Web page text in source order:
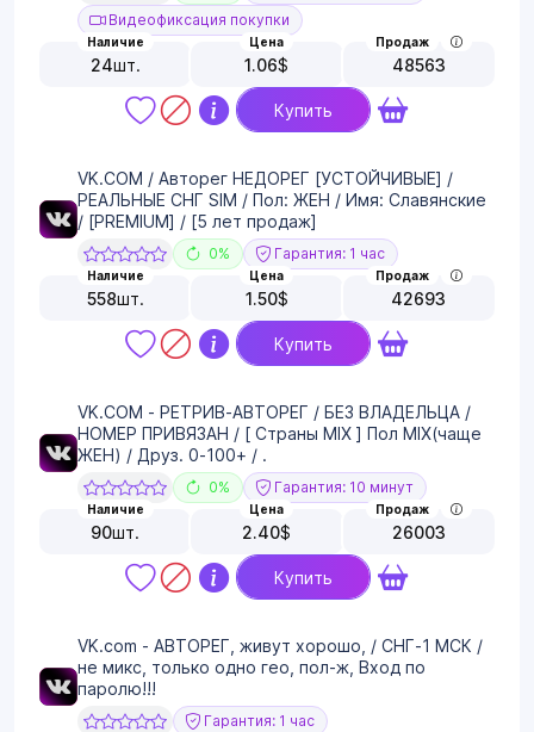
Видеофиксация покупки
Наличие
24шт.
Цена
1.06$
Продаж
48563
Купить
VK.COM / Авторег НЕДОРЕГ [УСТОЙЧИВЫЕ] /
РЕАЛЬНЫЕ СНГ SIM / Пол: ЖЕН / Имя: Славянские
/ [PREMIUM] / [5 лет продаж]
0% Гарантия: 1 час
Наличие
558шт.
Цена
1.50$
Продаж
42693
Купить
VK.COM - РЕТРИВ-АВТОРЕГ / БЕЗ ВЛАДЕЛЬЦА /
НОМЕР ПРИВЯЗАН / [ Страны MIX ] Пол MIX(чаще
ЖЕН) / Друз. 0-100+ / .
0% Гарантия: 10 минут
Наличие
90шт.
Цена
2.40$
Продаж
26003
Купить
VK.com - АВТОРЕГ, живут хорошо, / СНГ-1 МСК /
не микс, только одно гео, пол-ж, Вход по
паролю!!!
Гарантия: 1 час